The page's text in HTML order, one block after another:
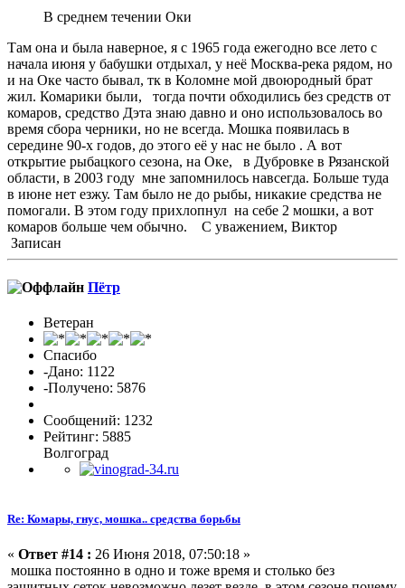
В среднем течении Оки
Там она и была наверное, я с 1965 года ежегодно все лето с
начала июня у бабушки отдыхал, у неё Москва-река рядом, но
и на Оке часто бывал, тк в Коломне мой двоюродный брат
жил. Комарики были, тогда почти обходились без средств от
комаров, средство Дэта знаю давно и оно использовалось во
время сбора черники, но не всегда. Мошка появилась в
середине 90-х годов, до этого её у нас не было . А вот
открытие рыбацкого сезона, на Оке, в Дубровке в Рязанской
области, в 2003 году мне запомнилось навсегда. Больше туда
в июне нет езжу. Там было не до рыбы, никакие средства не
помогали. В этом году прихлопнул на себе 2 мошки, а вот
комаров больше чем обычно. С уважением, Виктор
Записан
Пётр
Ветеран
Спасибо
-Дано: 1122
-Получено: 5876
Сообщений: 1232
Рейтинг: 5885
Волгоград
Re: Комары, гнус, мошка.. средства борьбы
« Ответ #14 : 26 Июня 2018, 07:50:18 »
мошка постоянно в одно и тоже время и столько без